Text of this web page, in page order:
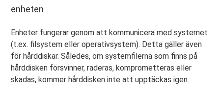
enheten
Enheter fungerar genom att kommunicera med systemet
(t.ex. filsystem eller operativsystem). Detta gäller även
för hårddiskar. Således, om systemfilerna som finns på
hårddisken försvinner, raderas, komprometteras eller
skadas, kommer hårddisken inte att upptäckas igen.